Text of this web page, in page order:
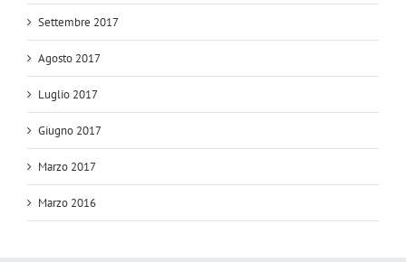
Settembre 2017
Agosto 2017
Luglio 2017
Giugno 2017
Marzo 2017
Marzo 2016